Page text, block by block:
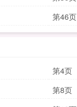
第46页
第4页
第8页